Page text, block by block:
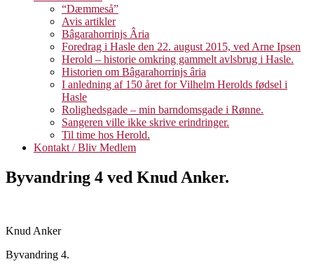
“Dæmmeså”
Avis artikler
Bâgarahorrinjs Âria
Foredrag i Hasle den 22. august 2015, ved Arne Ipsen
Herold – historie omkring gammelt avlsbrug i Hasle.
Historien om Bâgarahorrinjs âria
I anledning af 150 året for Vilhelm Herolds fødsel i
Hasle
Rolighedsgade – min barndomsgade i Rønne.
Sangeren ville ikke skrive erindringer.
Til time hos Herold.
Kontakt / Bliv Medlem
Byvandring 4 ved Knud Anker.
Knud Anker
Byvandring 4.